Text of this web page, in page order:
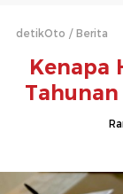
detikOto Berita
Kenapa